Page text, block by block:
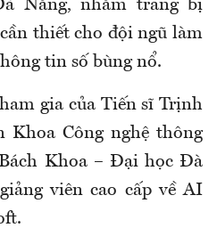
Nẵng, nhằm trang bị
thiết cho đội ngũ làm
tin số bùng nổ.
gia của Tiến sĩ Trịnh
Khoa Công nghệ thông
Khoa – Đại học Đà
viên cao cấp về AI